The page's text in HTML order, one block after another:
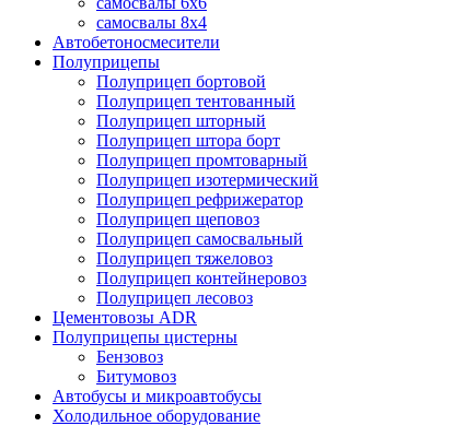
самосвалы 8x4
Автобетоносмесители
Полуприцепы
Полуприцеп бортовой
Полуприцеп тентованный
Полуприцеп шторный
Полуприцеп штора борт
Полуприцеп промтоварный
Полуприцеп изотермический
Полуприцеп рефрижератор
Полуприцеп щеповоз
Полуприцеп самосвальный
Полуприцеп тяжеловоз
Полуприцеп контейнеровоз
Полуприцеп лесовоз
Цементовозы ADR
Полуприцепы цистерны
Бензовоз
Битумовоз
Автобусы и микроавтобусы
Холодильное оборудование